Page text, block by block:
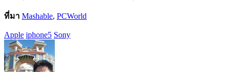
ที่มา Mashable, PCWorld
Apple iphone5 Sony